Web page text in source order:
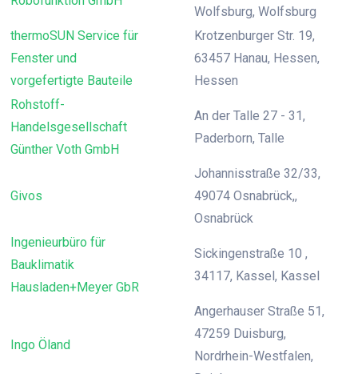
Wolfsburg, Wolfsburg
thermoSUN Service für
Fenster und
vorgefertigte Bauteile
Krotzenburger Str. 19,
63457 Hanau, Hessen,
Hessen
Rohstoff-
Handelsgesellschaft
Günther Voth GmbH
An der Talle 27 - 31,
Paderborn, Talle
Givos
Johannisstraße 32/33,
49074 Osnabrück,,
Osnabrück
Ingenieurbüro für
Bauklimatik
Hausladen+Meyer GbR
Sickingenstraße 10 ,
34117, Kassel, Kassel
Ingo Öland
Angerhauser Straße 51,
47259 Duisburg,
Nordrhein-Westfalen,